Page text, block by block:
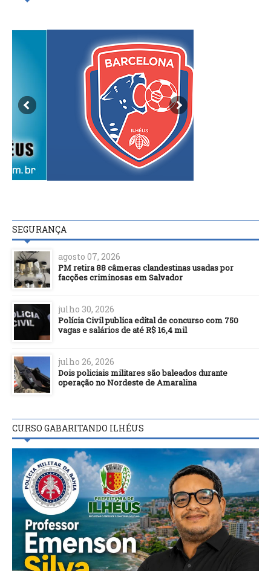
SEGURANÇA
agosto 07, 2026
PM retira 88 câmeras clandestinas usadas por
facções criminosas em Salvador
julho 30, 2026
Polícia Civil publica edital de concurso com 750
vagas e salários de até R$ 16,4 mil
julho 26, 2026
Dois policiais militares são baleados durante
operação no Nordeste de Amaralina
CURSO GABARITANDO ILHÉUS